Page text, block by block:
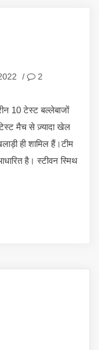
/
2
10 टेस्ट बल्लेबाजों
मैच से ज़्यादा खेल
ही शामिल हैं।टीम
है। स्टीवन स्मिथ